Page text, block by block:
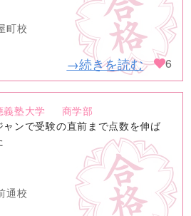
町校
→続きを読む 6
義塾大学
商学部
ャンで受験の直前まで点数を伸ば
通校